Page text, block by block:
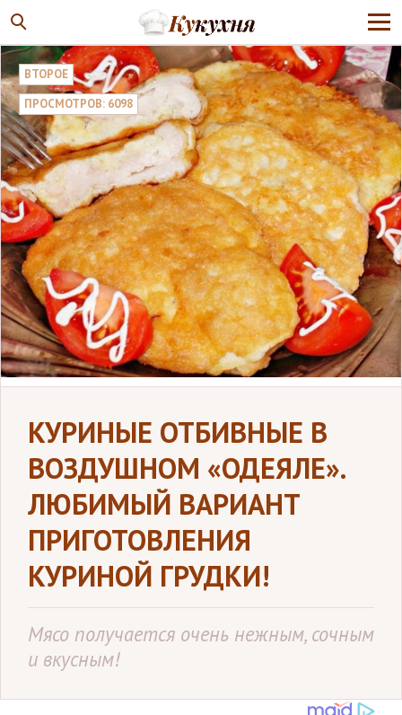
ВТОРОЕ
ПРОСМОТРОВ: 6098
КУРИНЫЕ ОТБИВНЫЕ В
ВОЗДУШНОМ «ОДЕЯЛЕ».
ЛЮБИМЫЙ ВАРИАНТ
ПРИГОТОВЛЕНИЯ
КУРИНОЙ ГРУДКИ!
Мясо получается очень нежным, сочным
и вкусным!